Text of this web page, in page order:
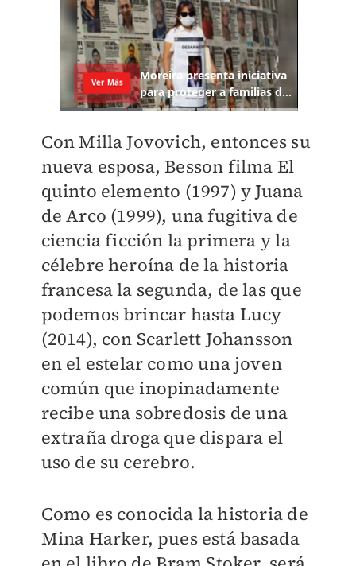
Con Milla Jovovich, entonces su
nueva esposa, Besson filma El
quinto elemento (1997) y Juana
de Arco (1999), una fugitiva de
ciencia ficción la primera y la
célebre heroína de la historia
francesa la segunda, de las que
podemos brincar hasta Lucy
(2014), con Scarlett Johansson
en el estelar como una joven
común que inopinadamente
recibe una sobredosis de una
extraña droga que dispara el
uso de su cerebro.
Como es conocida la historia de
Mina Harker, pues está basada